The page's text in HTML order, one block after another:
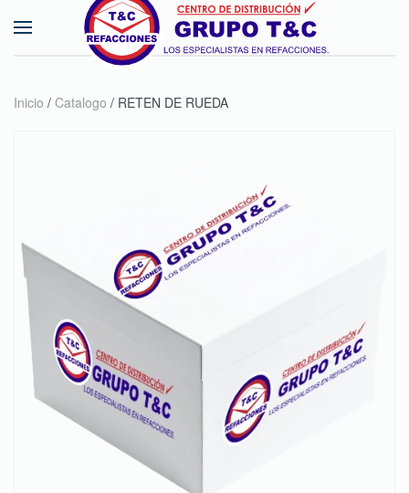
Skip to main content
Inicio / Catalogo / RETEN DE RUEDA